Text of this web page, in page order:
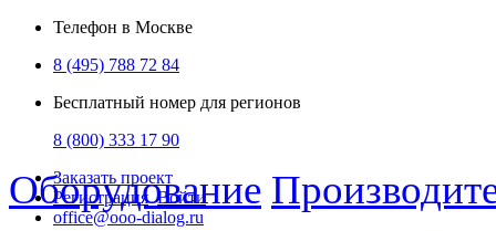
Телефон в Москве
8 (495) 788 72 84
Бесплатный номер для регионов
8 (800) 333 17 90
Заказать проект
Регистрация Войти
office@ooo-dialog.ru
Оборудование